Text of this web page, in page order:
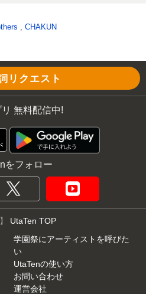
CHAKUN
/
:
リクエスト
無料配信中!
をフォロー
UtaTen TOP
学園祭にアーティストを呼びた
い
UtaTenの使い方
お問い合わせ
運営会社